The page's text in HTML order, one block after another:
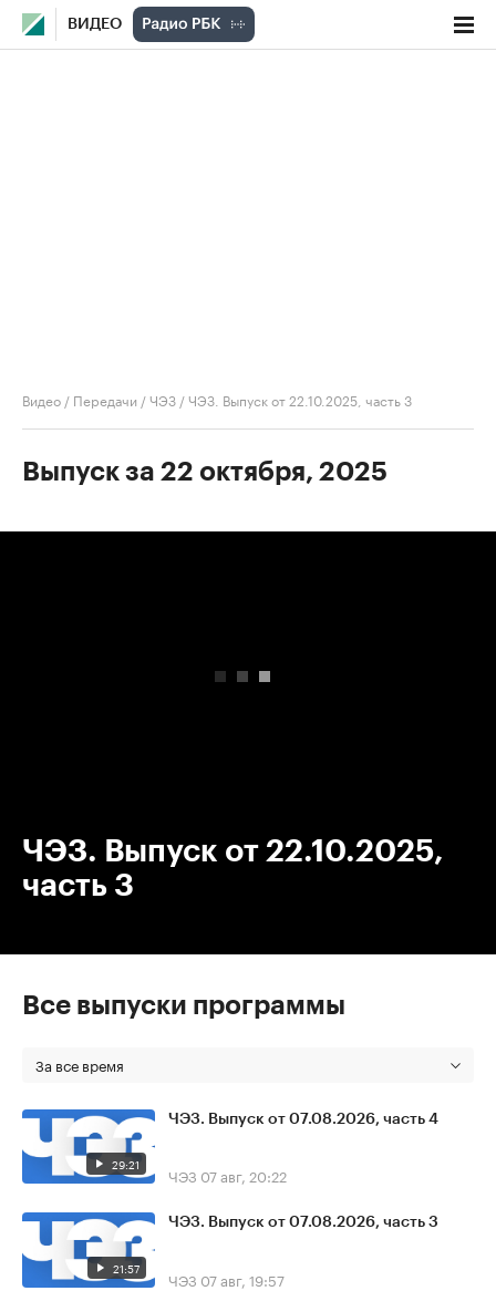
ВИДЕО
Видео / Передачи /ЧЭЗ /ЧЭЗ. Выпуск от 22.10.2025, часть 3
Выпуск за 22 октября, 2025
ЧЭЗ. Выпуск от 22.10.2025,
часть 3
Все выпуски программы
За все время
29:21
ЧЭЗ. Выпуск от 07.08.2026, часть 4
ЧЭЗ 07 авг, 20:22
21:57
ЧЭЗ. Выпуск от 07.08.2026, часть 3
ЧЭЗ 07 авг, 19:57